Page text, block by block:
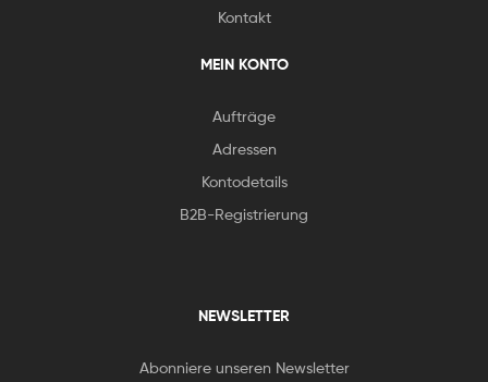
Kontakt
MEIN KONTO
Aufträge
Adressen
Kontodetails
B2B-Registrierung
NEWSLETTER
Abonniere unseren Newsletter